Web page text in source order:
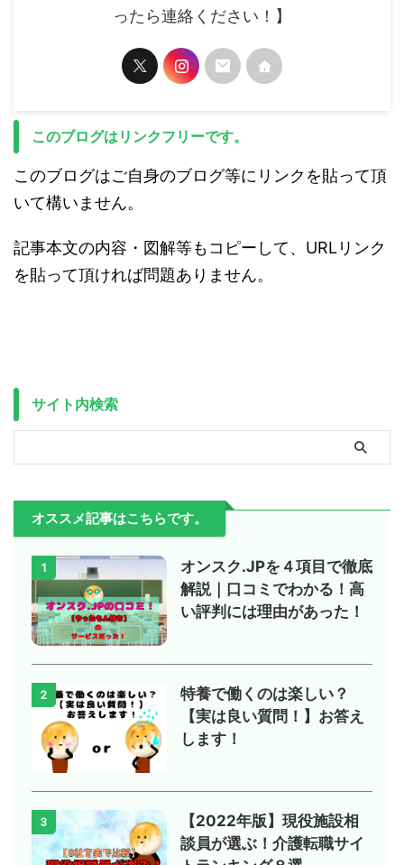
ったら連絡ください！】
このブログはリンクフリーです。
このブログはご自身のブログ等にリンクを貼って頂
いて構いません。
記事本文の内容・図解等もコピーして、URLリンク
を貼って頂ければ問題ありません。
サイト内検索
オススメ記事はこちらです。
1
オンスク.JPを４項目で徹底
解説｜口コミでわかる！高
い評判には理由があった！
2
特養で働くのは楽しい？
【実は良い質問！】お答え
します！
3
【2022年版】現役施設相
談員が選ぶ！介護転職サイ